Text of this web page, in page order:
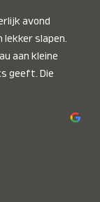
avond
lekker slapen.
aan kleine
geeft. Die